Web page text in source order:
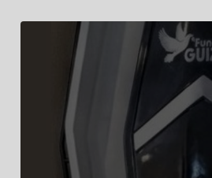
Urna de remoção
Saiba Mais